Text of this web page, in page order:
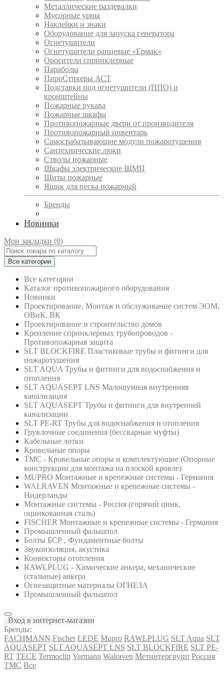
Металлические раздевалки
Мусорные урны
Наклейки и знаки
Оборудование для запуска генератора
Огнетушители
Огнетушители ранцевые «Ермак»
Оросители спринклерные
Параболы
ПироСтикеры АСТ
Подставки под огнетушители (ППО) и
кронштейны
Пожарные рукава
Пожарные шкафы
Противопожарные двери от производителя
Противопожарный инвентарь
Самосрабатывающие модули пожаротушения
Сантехнические люки
Стволы пожарные
Шкафы электрические ЩМП
Щиты пожарные
Ящик для песка пожарный
Бренды
Новинки
Мои закладки (0)
Все категории
Все категории
Каталог противопожарного оборудования
Новинки
Проектирование, Монтаж и обслуживание систем ЭОМ,
ОВиК, ВК
Проектирование и строительство домов
Крепление спринклерных трубопроводов -
Противопожарная защита
SLT BLOCKFIRE Пластиковые трубы и фитинги для
пожаротушения
SLT AQUA Трубы и фитинги для водоснабжения и
отопления
SLT AQUASEPT LNS Малошумная внутренняя
канализация
SLT AQUASEPT Трубы и фитинги для внутренней
канализации
SLT PE-RT Трубы для водоснабжения и отопления
Грувлочные соединения (бессварные муфты)
Кабельные лотки
Кровельные опоры
ТМС - Кровельные опоры и комплектующие (Опорные
конструкции для монтажа на плоской кровле)
MUPRO Монтажные и крепежные системы - Германия
WALRAVEN Монтажные и крепежные системы -
Нидерланды
Монтажные системы - Россия (горячий цинк,
оцинкованная сталь)
FISCHER Монтажные и крепежные системы - Германия
Промышленный фальшпол
Болты БСР , Фундаментные болты
Звукоизоляция, акустика
Конвекторы отопления
RAWLPLUG - Химические анкера, механические
(стальные) анкера
Огнезащитные материалы ОГНЕЗА
Промышленный фальшпол
Вход в интернет-магазин
Бренды:
FACHMANN Fischer LEDE Mupro RAWLPLUG SLT Aqua SLT
AQUASEPT SLT AQUASEPT LNS SLT BLOCKFIRE SLT PE-
RT TECE Termoclip Varmann Walraven Метинтергрупп Россия
ТМС Все